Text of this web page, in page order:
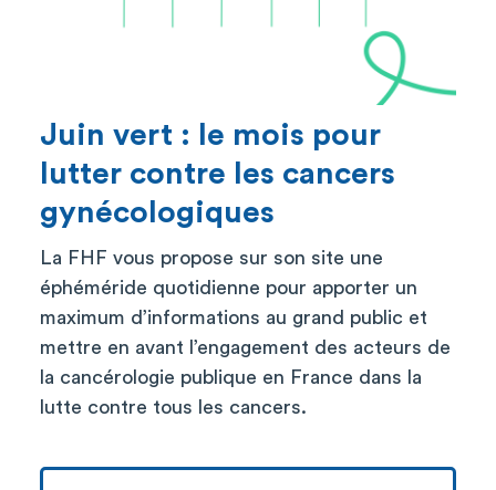
Juin vert : le mois pour
lutter contre les cancers
gynécologiques
La FHF vous propose sur son site une
éphéméride quotidienne pour apporter un
maximum d’informations au grand public et
mettre en avant l’engagement des acteurs de
la cancérologie publique en France dans la
lutte contre tous les cancers.